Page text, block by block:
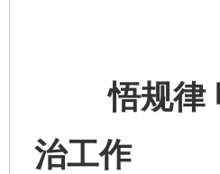
悟规律 明
治工作